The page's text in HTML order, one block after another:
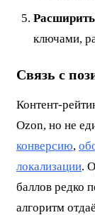
ключами,
Связь с
Контент-
Ozon, но не
конверсию,
локализации.
баллов редко
алгоритм